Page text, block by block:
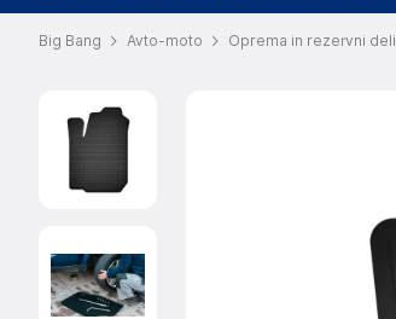
Big Bang Avto-moto Oprema in rezervni deli